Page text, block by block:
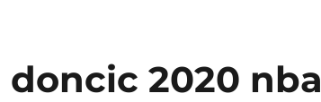
2020 nba